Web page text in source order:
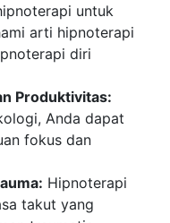
untuk
arti hipnoterapi
diri
Produktivitas:
Anda dapat
fokus dan
Hipnoterapi
takut yang